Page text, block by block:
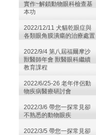
實作~解鎖動物眼科檢查基
本功
2022/12/11 犬貓乾眼症與
各類眼角膜潰瘍的治療處置
2022/9/4 第八屆福爾摩沙
獸醫師年會 獸醫眼科繼續
教育課程
2022/6/25-26 老年伴侶動
物疾病醫療研討會
2022/3/6 帶您一探常見卻
不熟悉的動物眼疾
2022/3/5 帶您一探常見卻